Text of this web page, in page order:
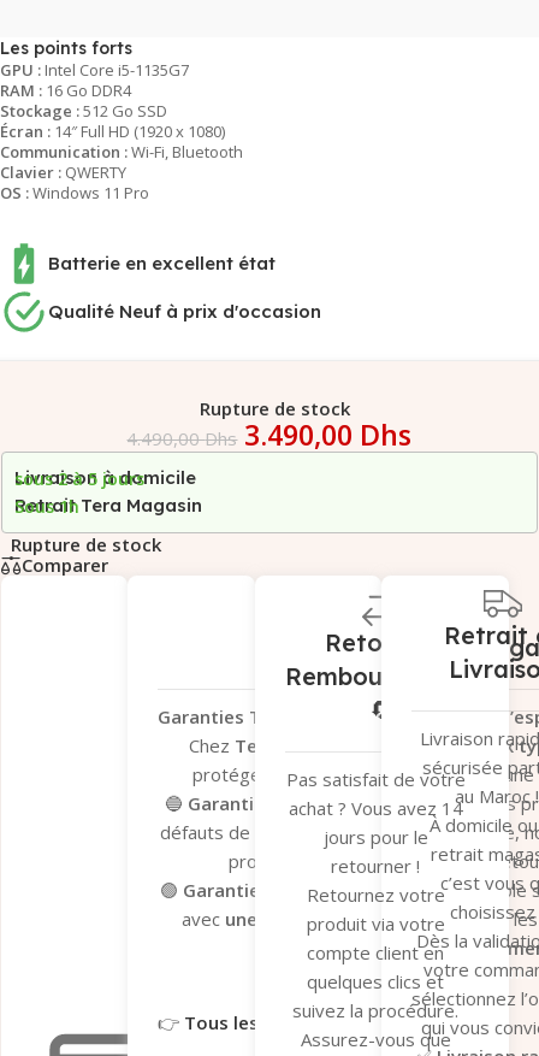
Prise en charge totale
transport sans frais
Assistance rapide
72h
Zéro stress– Retour & réparation sans
effort
réparable
👉Tous les détails ici
Les points forts
GPU : Intel Core i5-1135G7
RAM : 16 Go DDR4
Stockage :512 Go SSD
Écran : 14″ Full HD (1920 x 1080)
Communication :Wi-Fi, Bluetooth
Clavier : QWERTY
OS :Windows 11 Pro
Batterie en excellent état
Qualité Neuf à prix d'occasion
Rupture de stock
4.490,00Dhs 3.490,00 Dhs
Livraison à domicile
sous 2 à 5 jours
Retrait Tera Magasin
Sous 1h
Rupture de stock
Comparer
Garantie
Garanties Tera.ma – Votre tranquillité
Chez Tera.ma, nous vous offronsdeux
protéger vos achats et vous garantir une
🔵 Garantie du fabricant– Valable sur les
défauts de fabrication. En cas de problème,
processus de dépannage et de
🟢 Garantie Tera.ma Seconde Vie– Valable
avec une couverture de 6 moiscontre les
réparation ou
Garantie du fabricant​ Garantie
👉 Tous les détails ici
Retour et
Remboursement
🔄
Pas satisfait de votre
achat ? Vous avez 14
jours pour le
retourner !
Retournez votre
produit via votre
compte client en
quelques clics et
suivez la procédure.
Assurez-vous que
Retrait
Livraison
sécurisée
au Maroc !
À domicile
retrait
c’est vous
choisissez
Dès la
votre
sélectionnez
qui vous